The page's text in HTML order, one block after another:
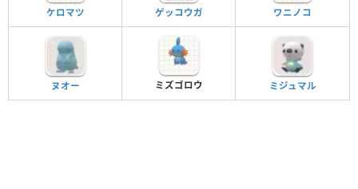
ケロマツ ゲッコウガ ワニノコ
ヌオー ミズゴロウ ミジュマル